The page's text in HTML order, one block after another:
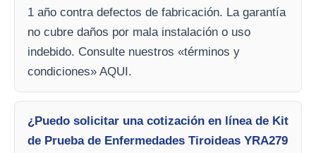
1 año contra defectos de fabricación. La garantía
no cubre daños por mala instalación o uso
indebido. Consulte nuestros «términos y
condiciones» AQUI.
¿Puedo solicitar una cotización en línea de Kit
de Prueba de Enfermedades Tiroideas YRA279